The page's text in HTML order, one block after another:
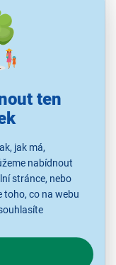
ten
jak má,
nabídnout
stránce, nebo
co na webu
Pokud vás
údaji pracujeme,
LCD displej s
180 ml, USB
vhodná do myčky.